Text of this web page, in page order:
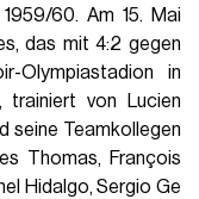
60. Am 15. Mai
das mit 4:2 gegen
Olympiastadion in
trainiert von Lucien
seine Teamkollegen
Thomas, François
Hidalgo, Sergio Ge